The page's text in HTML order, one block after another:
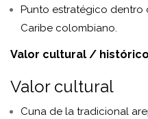
Punto estratégico dentro
Caribe colombiano.
Valor cultural /
Valor cultural
Cuna de la tradicional